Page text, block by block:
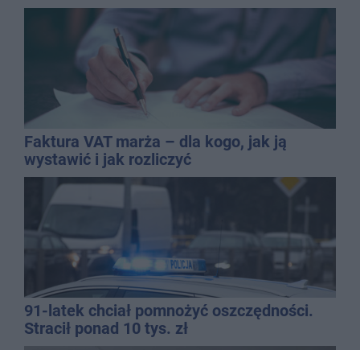
Kasprowicza
Faktura VAT marża – dla kogo, jak ją
wystawić i jak rozliczyć
91-latek chciał pomnożyć oszczędności.
Stracił ponad 10 tys. zł